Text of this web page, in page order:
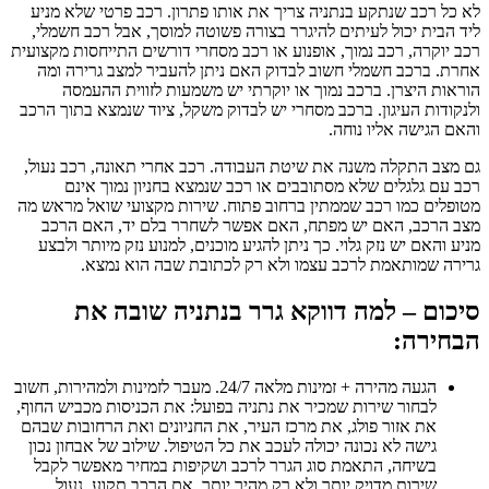
לא כל רכב שנתקע בנתניה צריך את אותו פתרון. רכב פרטי שלא מניע
ליד הבית יכול לעיתים להיגרר בצורה פשוטה למוסך, אבל רכב חשמלי,
רכב יוקרה, רכב נמוך, אופנוע או רכב מסחרי דורשים התייחסות מקצועית
אחרת. ברכב חשמלי חשוב לבדוק האם ניתן להעביר למצב גרירה ומה
הוראות היצרן. ברכב נמוך או יוקרתי יש משמעות לזווית ההעמסה
ולנקודות העיגון. ברכב מסחרי יש לבדוק משקל, ציוד שנמצא בתוך הרכב
והאם הגישה אליו נוחה.
גם מצב התקלה משנה את שיטת העבודה. רכב אחרי תאונה, רכב נעול,
רכב עם גלגלים שלא מסתובבים או רכב שנמצא בחניון נמוך אינם
מטופלים כמו רכב שממתין ברחוב פתוח. שירות מקצועי שואל מראש מה
מצב הרכב, האם יש מפתח, האם אפשר לשחרר בלם יד, האם הרכב
מניע והאם יש נזק גלוי. כך ניתן להגיע מוכנים, למנוע נזק מיותר ולבצע
גרירה שמותאמת לרכב עצמו ולא רק לכתובת שבה הוא נמצא.
סיכום – למה דווקא גרר בנתניה שובה את
הבחירה:
הגעה מהירה + זמינות מלאה 24/7. מעבר לזמינות ולמהירות, חשוב
לבחור שירות שמכיר את נתניה בפועל: את הכניסות מכביש החוף,
את אזור פולג, את מרכז העיר, את החניונים ואת הרחובות שבהם
גישה לא נכונה יכולה לעכב את כל הטיפול. שילוב של אבחון נכון
בשיחה, התאמת סוג הגרר לרכב ושקיפות במחיר מאפשר לקבל
שירות מדויק יותר ולא רק מהיר יותר. אם הרכב תקוע, נעול,